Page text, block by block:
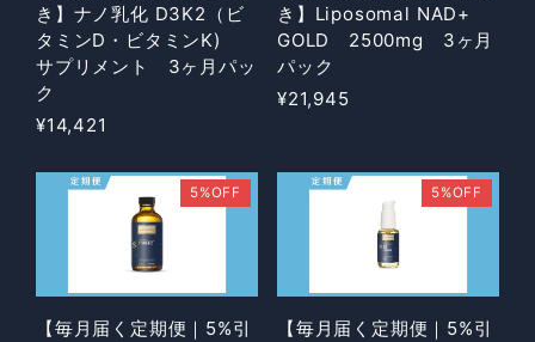
き】ナノ乳化 D3K2（ビ
タミンD・ビタミンK)
サプリメント 3ヶ月パッ
ク
¥14,421
き】Liposomal NAD+
GOLD 2500mg 3ヶ月
パック
¥21,945
5%OFF
【毎月届く定期便｜5%引
5%OFF
【毎月届く定期便｜5%引